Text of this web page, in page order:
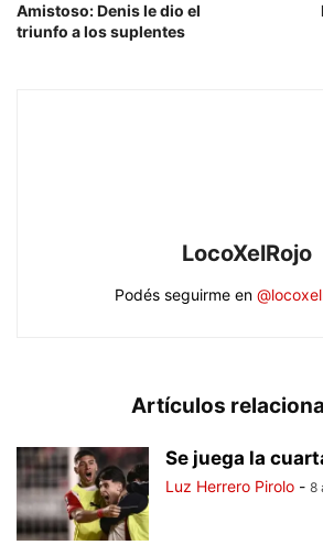
Amistoso: Denis le dio el
triunfo a los suplentes
LocoXelRojo
Podés seguirme en
Artículos
Se juega la
Luz Herrero Pirolo - 8